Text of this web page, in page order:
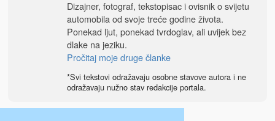
Dizajner, fotograf, tekstopisac i ovisnik o svijetu
automobila od svoje treće godine života.
Ponekad ljut, ponekad tvrdoglav, ali uvijek bez
dlake na jeziku.
Pročitaj moje druge članke
*Svi tekstovi odražavaju osobne stavove autora i ne
odražavaju nužno stav redakcije portala.